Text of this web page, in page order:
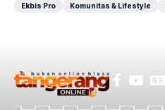
Ekbis Pro
Komunitas & Lifestyle